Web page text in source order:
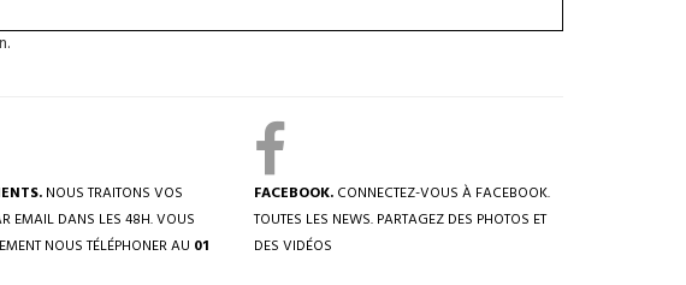
NOUS TRAITONS VOS
EMAIL DANS LES 48H. VOUS
NOUS TÉLÉPHONER AU 01
FACEBOOK.CONNECTEZ-VOUS À FACEBOOK.
TOUTES LES NEWS. PARTAGEZ DES PHOTOS ET
DES VIDÉOS